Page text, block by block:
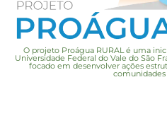
O projeto Proágua RURAL é uma
Universidade Federal do Vale do São
focado em desenvolver ações
comunidades